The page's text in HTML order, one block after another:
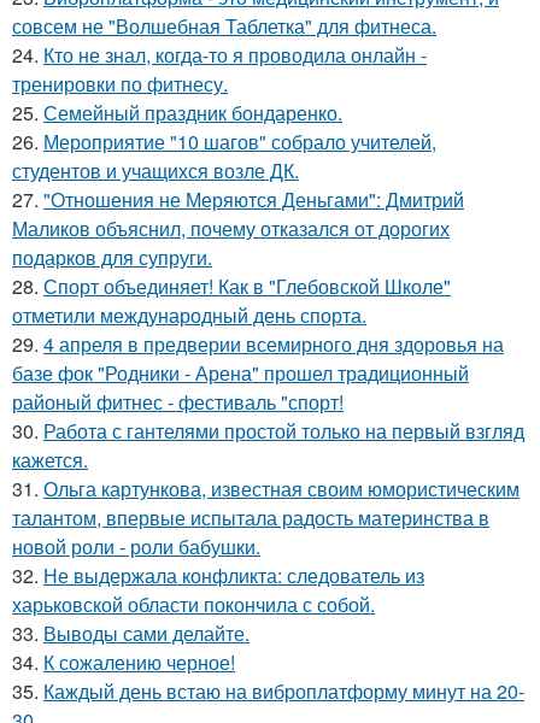
совсем не "Волшебная Таблетка" для фитнеса.
24. Кто не знал, когда-то я проводила онлайн -
тренировки по фитнесу.
25. Семейный праздник бондаренко.
26. Мероприятие "10 шагов" собрало учителей,
студентов и учащихся возле ДК.
27. "Отношения не Меряются Деньгами": Дмитрий
Маликов объяснил, почему отказался от дорогих
подарков для супруги.
28. Спорт объединяет! Как в "Глебовской Школе"
отметили международный день спорта.
29. 4 апреля в предверии всемирного дня здоровья на
базе фок "Родники - Арена" прошел традиционный
районый фитнес - фестиваль "спорт!
30. Работа с гантелями простой только на первый взгляд
кажется.
31. Ольга картункова, известная своим юмористическим
талантом, впервые испытала радость материнства в
новой роли - роли бабушки.
32. Не выдержала конфликта: следователь из
харьковской области покончила с собой.
33. Выводы сами делайте.
34. К сожалению черное!
35. Каждый день встаю на виброплатформу минут на 20-